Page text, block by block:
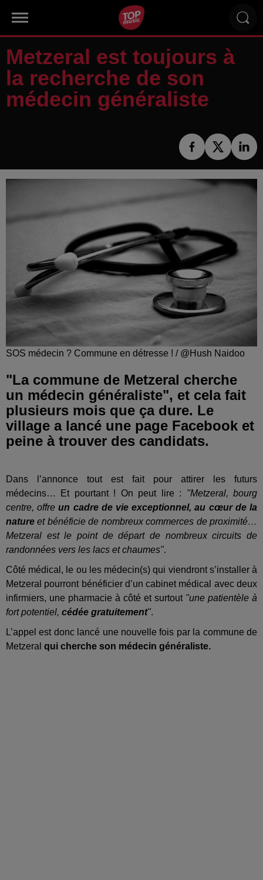
Metzeral est toujours à
la recherche de son
médecin généraliste
SOS médecin ? Commune en détresse ! / @Hush Naidoo
"La commune de Metzeral cherche
un médecin généraliste", et cela fait
plusieurs mois que ça dure. Le
village a lancé une page Facebook et
peine à trouver des candidats.
Dans l’annonce tout est fait pour attirer les futurs
médecins… Et pourtant ! On peut lire : "Metzeral, bourg
centre, offre un cadre de vie exceptionnel, au cœur de la
nature et bénéficie de nombreux commerces de proximité…
Metzeral est le point de départ de nombreux circuits de
randonnées vers les lacs et chaumes".
Côté médical, le ou les médecin(s) qui viendront s’installer à
Metzeral pourront bénéficier d’un cabinet médical avec deux
infirmiers, une pharmacie à côté et surtout "une patientèle à
fort potentiel, cédée gratuitement".
L’appel est donc lancé une nouvelle fois par la commune de
Metzeral qui cherche son médecin généraliste.